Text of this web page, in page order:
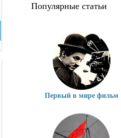
Популярные статьи
Первый в мире фильм